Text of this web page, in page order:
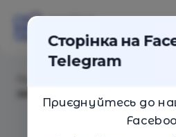
Сторінка на
Telegram
Приєднуйтесь до